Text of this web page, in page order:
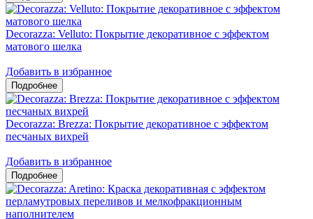
Decorazza: Velluto: Покрытие декоративное с эффектом
матового шелка
Добавить в избранное
Decorazza: Brezza: Покрытие декоративное с эффектом
песчаных вихрей
Добавить в избранное